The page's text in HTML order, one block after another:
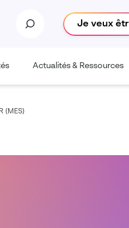
Je veux
Actualités & Ressources
(MES)